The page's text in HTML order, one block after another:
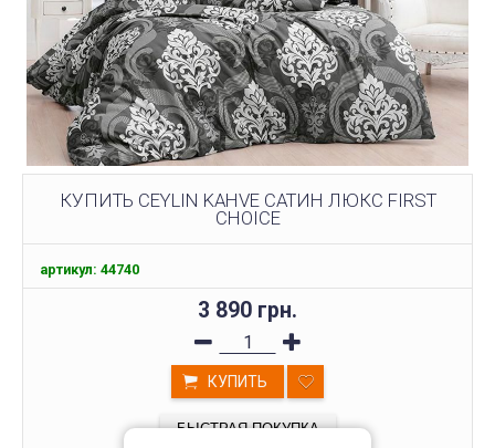
КУПИТЬ CEYLIN KAHVE САТИН ЛЮКС FIRST
СHOICE
артикул: 44740
3 890 грн.
КУПИТЬ
БЫСТРАЯ ПОКУПКА